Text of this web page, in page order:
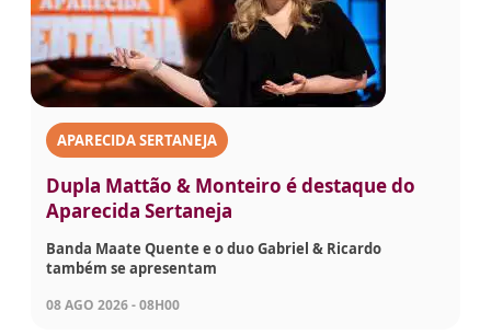
APARECIDA SERTANEJA
Dupla Mattão & Monteiro é destaque do
Aparecida Sertaneja
Banda Maate Quente e o duo Gabriel & Ricardo
também se apresentam
08 AGO 2026 - 08H00